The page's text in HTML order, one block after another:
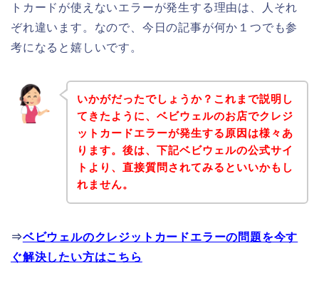
トカードが使えないエラーが発生する理由は、人それ
ぞれ違います。なので、今日の記事が何か１つでも参
考になると嬉しいです。
いかがだったでしょうか？これまで説明し
てきたように、ベビウェルのお店でクレジ
ットカードエラーが発生する原因は様々あ
ります。後は、下記ベビウェルの公式サイ
トより、直接質問されてみるといいかもし
れません。
⇒ベビウェルのクレジットカードエラーの問題を今す
ぐ解決したい方はこちら